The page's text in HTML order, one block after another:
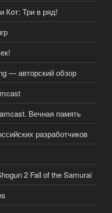
Три в ряд!
— авторский обзор
Вечная память
разработчиков
2 Fall of the Samurai